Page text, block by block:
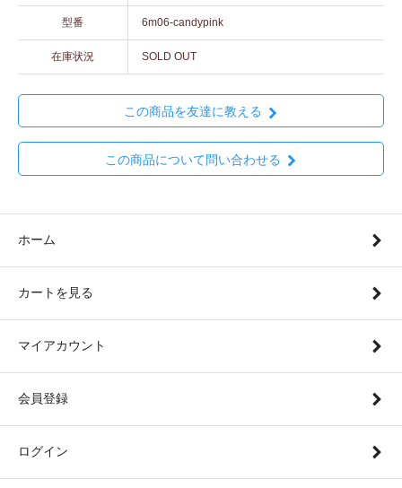
型番 6m06-candypink
在庫状況 SOLD OUT
この商品を友達に教える
この商品について問い合わせる
ホーム
カートを見る
マイアカウント
会員登録
ログイン